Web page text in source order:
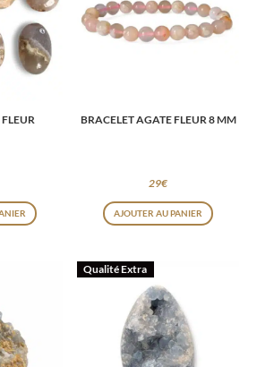
Ce
plusieurs
BRACELET AGATE FLEUR 8 MM
29€
AJOUTER AU PANIER
Qualité Extra